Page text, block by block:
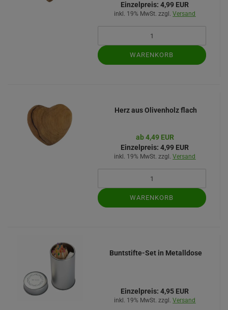
Einzelpreis: 4,99 EUR
inkl. 19% MwSt. zzgl.Versand
WARENKORB
Herz aus Olivenholz flach
ab 4,49 EUR
Einzelpreis: 4,99 EUR
inkl. 19% MwSt. zzgl.Versand
WARENKORB
Buntstifte-Set in Metalldose
Einzelpreis: 4,95 EUR
inkl. 19% MwSt. zzgl.Versand